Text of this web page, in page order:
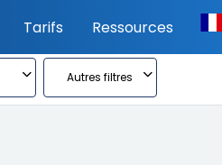
Tarifs Ressources
Autres filtres